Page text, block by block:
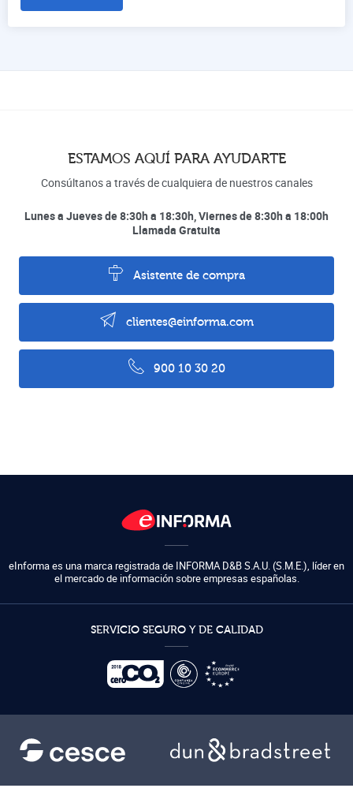
ESTAMOS AQUÍ PARA AYUDARTE
Consúltanos a través de cualquiera de nuestros canales
Lunes a Jueves de 8:30h a 18:30h, Viernes de 8:30h a 18:00h
Llamada Gratuita
Asistente de compra
clientes@einforma.com
900 10 30 20
eInforma es una marca registrada de INFORMA D&B S.A.U. (S.M.E.), líder en
el mercado de información sobre empresas españolas.
SERVICIO SEGURO Y DE CALIDAD